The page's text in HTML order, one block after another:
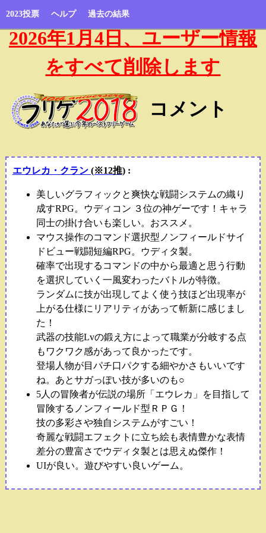
2023投票 ヘルプ 過去の結果
2026年1月4日、ユーザー情報
をすべて削除します
コメント
エウレカ・クラン (※12推):
美しいグラフィックと爽快な戦闘システムの織り
成すRPG。ウディコン ３位の神ゲーです！キャラ
同士の掛け合いも楽しい。おススメ。
マウス操作のコマンド選択型ノンフィールドサイ
ドビュー戦闘短編RPG。ウディタ製。
確率で出現するコマンドの中から最適と思う行動
を選択していく一風変わったバトルが特徴。
ランダムに技が出現してよく使う技ほど出現率が
上がる仕様にリアリティがあって斬新に感じまし
た！
武器の技能Lvの鍛え方によって職業が分岐する点
もワクワク感があって良かったです。
登場人物が目パチ口パクする細やかさもいいです
ね。あとサガっぽい技が多いのも○
5人の冒険者が伝説の場所「エウレカ」を目指して
冒険するノンフィールド型ＲＰＧ！
技の多彩さや独自システムがすごい！
奇麗な戦闘エフェクトに立ち絵も表情豊かな表情
差分の豊富さでウディタ製とは思えぬ傑作！
UIが良い。遊びやすい良いゲーム。